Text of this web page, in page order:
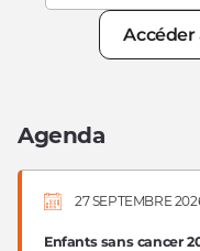
Agenda
Enfants sans cancer
27 SEPTEMBRE